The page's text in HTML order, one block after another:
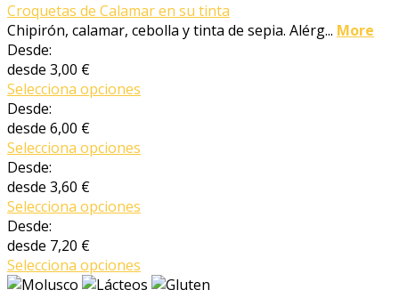
Croquetas de Calamar en su tinta
Chipirón, calamar, cebolla y tinta de sepia. Alérg... More
Desde:
desde 3,00 €
Selecciona opciones
Desde:
desde 6,00 €
Selecciona opciones
Desde:
desde 3,60 €
Selecciona opciones
Desde:
desde 7,20 €
Selecciona opciones